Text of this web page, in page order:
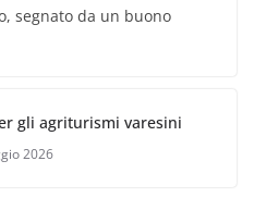
segnato da un buono
gli agriturismi varesini
2026